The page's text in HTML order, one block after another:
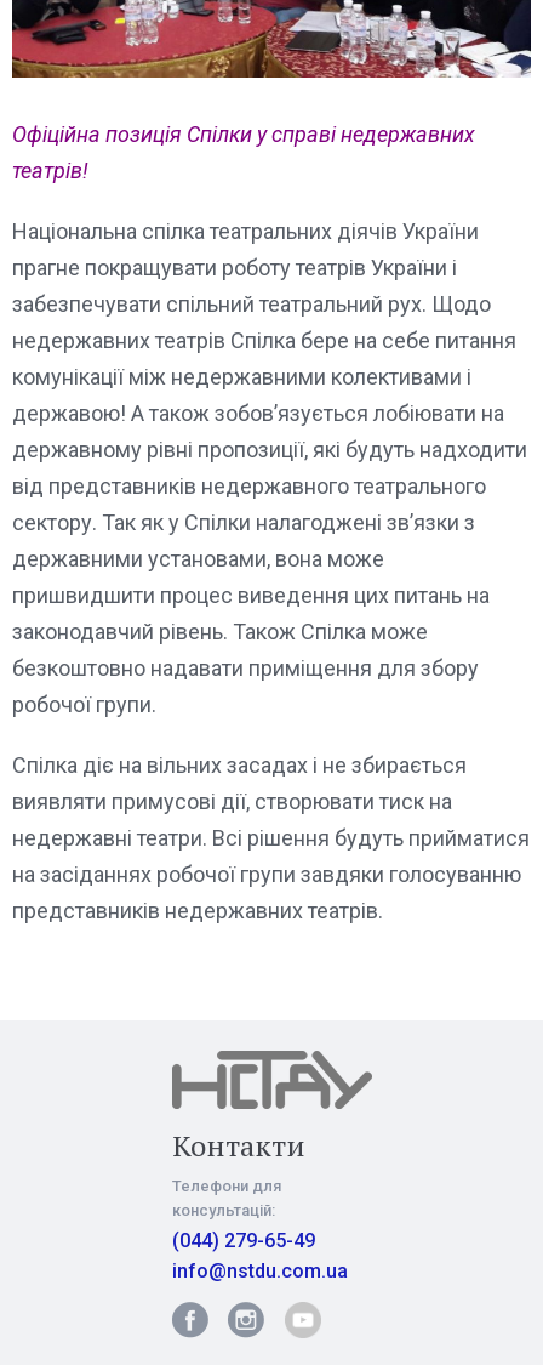
Офіційна позиція Спілки у справі недержавних
театрів!
Національна спілка театральних діячів України
прагне покращувати роботу театрів України і
забезпечувати спільний театральний рух. Щодо
недержавних театрів Спілка бере на себе питання
комунікації між недержавними колективами і
державою! А також зобов’язується лобіювати на
державному рівні пропозиції, які будуть надходити
від представників недержавного театрального
сектору. Так як у Спілки налагоджені зв’язки з
державними установами, вона може
пришвидшити процес виведення цих питань на
законодавчий рівень. Також Спілка може
безкоштовно надавати приміщення для збору
робочої групи.
Спілка діє на вільних засадах і не збирається
виявляти примусові дії, створювати тиск на
недержавні театри. Всі рішення будуть прийматися
на засіданнях робочої групи завдяки голосуванню
представників недержавних театрів.
Контакти
Телефони для
консультацій:
(044) 279-65-49
info@nstdu.com.ua